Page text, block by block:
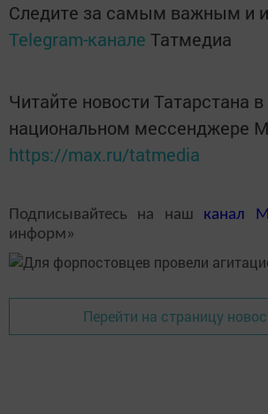
Следите за самым важным и
Telegram-канале Татмедиа
Читайте новости Татарстана в
национальном мессенджере
https://max.ru/tatmedia
Подписывайтесь на наш канал
информ»
Перейти на страницу